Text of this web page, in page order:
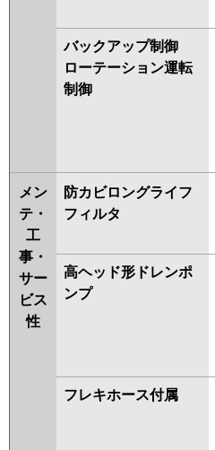
バックアップ制御
ローテーション運転
制御
メン
テ・
工
事・
サー
ビス
性
防カビロングライフ
フィルタ
高ヘッド形ドレンポ
ンプ
フレキホース付属